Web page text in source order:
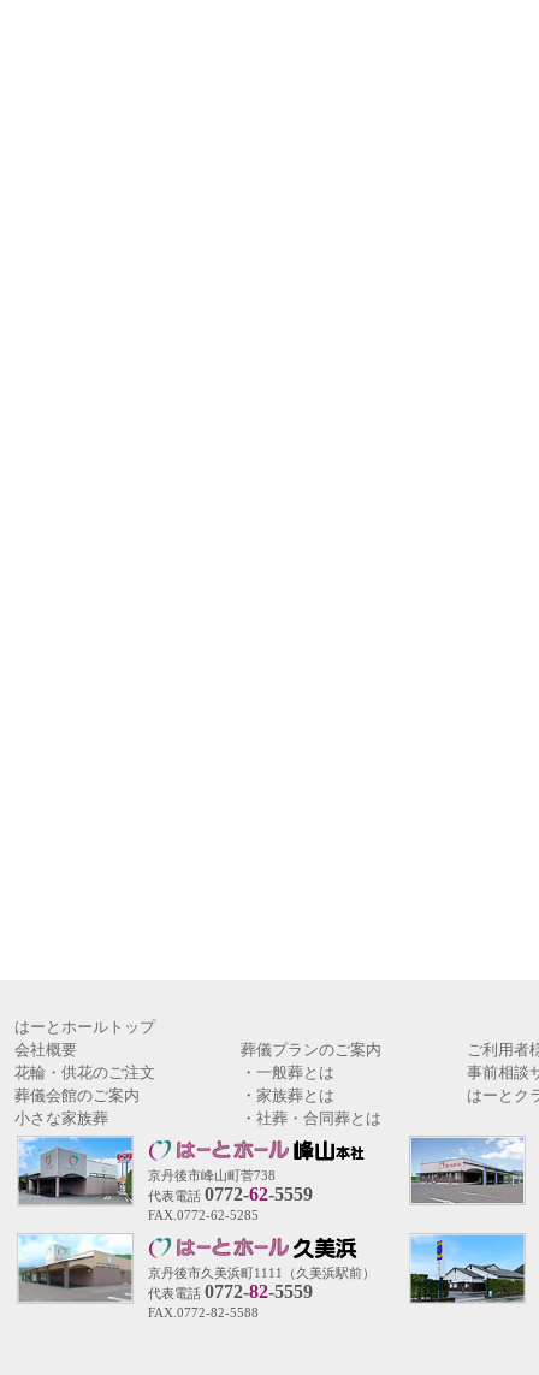
はーとホールトップ
会社概要
葬儀プランのご案内
ご利用者
花輪・供花のご注文
・ 一般葬とは
事前相談
葬儀会館のご案内
・ 家族葬とは
はーとク
小さな家族葬
・ 社葬・合同葬とは
京丹後市峰山町菅738
代表電話 0772-62-5559
FAX.0772-62-5285
京丹後市久美浜町1111（久美浜駅前）
代表電話 0772-82-5559
FAX.0772-82-5588